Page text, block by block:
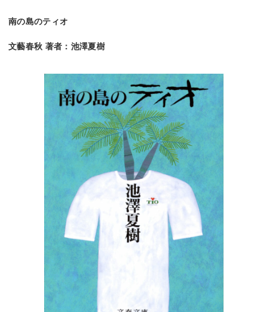
南の島のティオ
文藝春秋 著者：池澤夏樹